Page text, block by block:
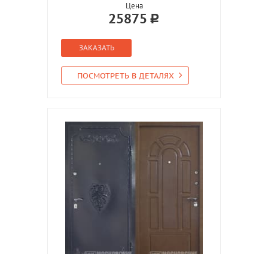
Цена
25875
ЗАКАЗАТЬ
ПОСМОТРЕТЬ В ДЕТАЛЯХ